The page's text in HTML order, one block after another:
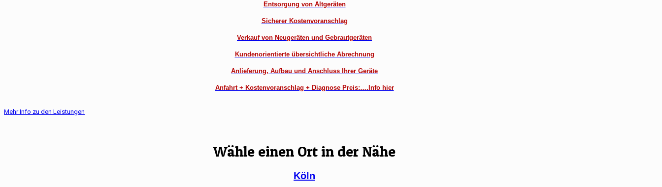
Entsorgung von Altgeräten
Sicherer Kostenvoranschlag
Verkauf von Neugeräten und Gebrautgeräten
Kundenorientierte übersichtliche Abrechnung
Anlieferung, Aufbau und Anschluss Ihrer Geräte
Anfahrt + Kostenvoranschlag + Diagnose Preis:….Info hier
Mehr Info zu den Leistungen
Wähle einen Ort in der Nähe
Köln